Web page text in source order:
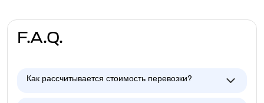
F.A.Q.
Как рассчитывается стоимость перевозки?